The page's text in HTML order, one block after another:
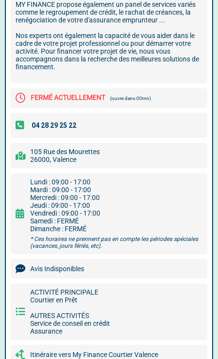
MY FINANCE propose également un panel de services variés
comme le regroupement de crédit, le rachat de créances, la
renégociation de votre d'assurance emprunteur ...
Nos experts ont également la capacité de vous aider dans le
cadre de votre projet professionnel ou pour démarrer votre
activité. Pour financer votre projet de vie, nous vous
accompagnons dans la recherche des meilleures solutions de
financement.
FERMÉ ACTUELLEMENT (ouvre dans 00mn)
105 Rue des Mourettes
26000, Valence
Lundi : 09:00 - 17:00
Mardi : 09:00 - 17:00
Mercredi : 09:00 - 17:00
Jeudi : 09:00 - 17:00
Vendredi : 09:00 - 17:00
Samedi : FERMÉ
Dimanche : FERMÉ
* Ces horaires ne prennent pas en compte les périodes spéciales
(vacances, jours fériés, etc).
Avis Indisponibles
ACTIVITÉ PRINCIPALE
Courtier en Prêt
AUTRES ACTIVITÉS
Service de conseil en crédit
Assurance
Itinéraire vers My Finance Courtier Valence